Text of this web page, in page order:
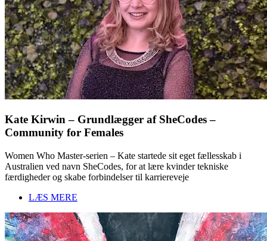
Kate Kirwin – Grundlægger af SheCodes –
Community for Females
Women Who Master-serien – Kate startede sit eget fællesskab i
Australien ved navn SheCodes, for at lære kvinder tekniske
færdigheder og skabe forbindelser til karriereveje
LÆS MERE